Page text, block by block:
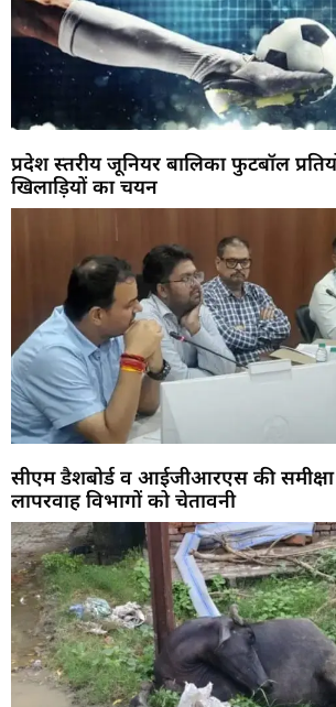
प्रदेश स्तरीय जूनियर बालिका फुटबॉल
खिलाड़ियों का चयन
सीएम डैशबोर्ड व आईजीआरएस की
लापरवाह विभागों को चेतावनी